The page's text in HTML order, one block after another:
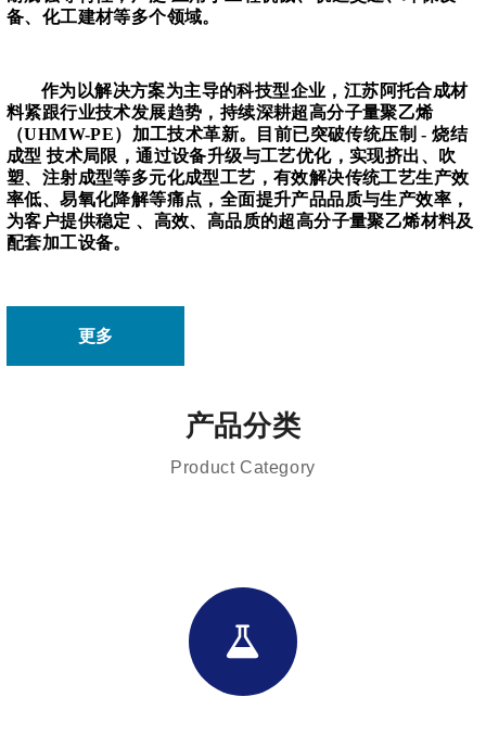
备、化工建材等多个领域。
作为以解决方案为主导的科技型企业，江苏阿托合成材
料紧跟行业技术发展趋势，持续深耕超高分子量聚乙烯
（UHMW-PE）加工技术革新。目前已突破传统压制 - 烧结
成型 技术局限，通过设备升级与工艺优化，实现挤出、吹
塑、注射成型等多元化成型工艺，有效解决传统工艺生产效
率低、易氧化降解等痛点，全面提升产品品质与生产效率，
为客户提供稳定 、高效、高品质的超高分子量聚乙烯材料及
配套加工设备。
更多
产品分类
Product Category